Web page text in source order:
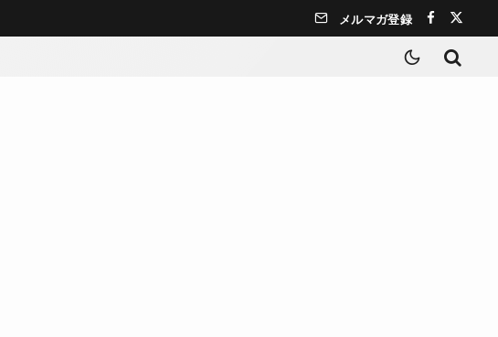
メルマガ登録